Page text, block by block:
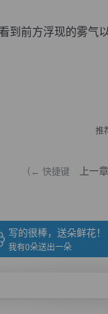
前方浮现的雾气
推
（← 快捷键 上一章
写的很棒，送朵鲜花！
我有0朵送出一朵